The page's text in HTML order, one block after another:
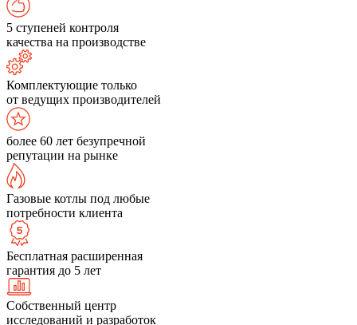
5 ступеней контроля
качества на производстве
Комплектующие только
от ведущих производителей
более 60 лет безупречной
репутации на рынке
Газовые котлы под любые
потребности клиента
Бесплатная расширенная
гарантия до 5 лет
Собственный центр
исследований и разработок